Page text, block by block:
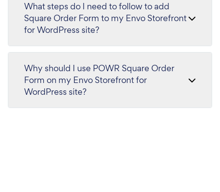
What steps do I need to follow to add
Square Order Form to my Envo Storefront
for WordPress site?
Why should I use POWR Square Order
Form on my Envo Storefront for
WordPress site?